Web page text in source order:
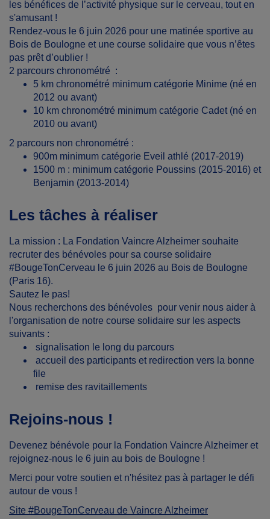
les bénéfices de l’activité physique sur le cerveau, tout en
s'amusant !
Rendez-vous le 6 juin 2026 pour une matinée sportive au
Bois de Boulogne et une course solidaire que vous n’êtes
pas prêt d’oublier !
2 parcours chronométré :
5 km chronométré minimum catégorie Minime (né en
2012 ou avant)
10 km chronométré minimum catégorie Cadet (né en
2010 ou avant)
2 parcours non chronométré :
900m minimum catégorie Eveil athlé (2017-2019)
1500 m : minimum catégorie Poussins (2015-2016) et
Benjamin (2013-2014)
Les tâches à réaliser
La mission : La Fondation Vaincre Alzheimer souhaite
recruter des bénévoles pour sa course solidaire
#BougeTonCerveau le 6 juin 2026 au Bois de Boulogne
(Paris 16).
Sautez le pas!
Nous recherchons des bénévoles pour venir nous aider à
l'organisation de notre course solidaire sur les aspects
suivants :
signalisation le long du parcours
accueil des participants et redirection vers la bonne
file
remise des ravitaillements
Rejoins-nous !
Devenez bénévole pour la Fondation Vaincre Alzheimer et
rejoignez-nous le 6 juin au bois de Boulogne !
Merci pour votre soutien et n'hésitez pas à partager le défi
autour de vous !
Site #BougeTonCerveau de Vaincre Alzheimer